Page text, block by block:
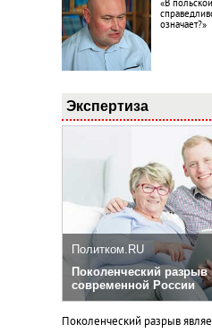
«В
означает?»
Экспертиза
Политком.RU
Поколенческий разрыв
современной России
Поколенческий разрыв